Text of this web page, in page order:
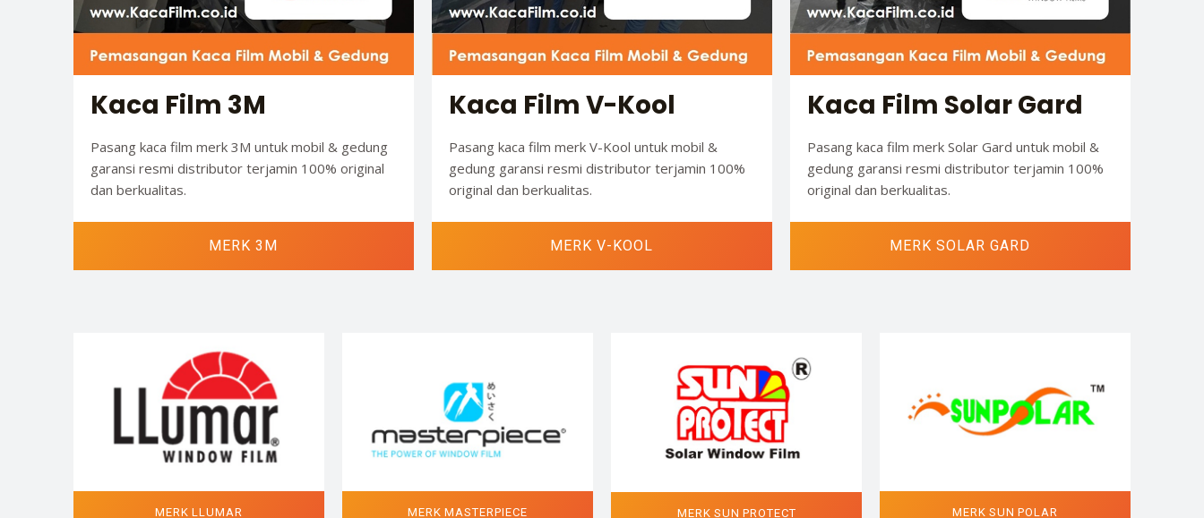
Kaca Film 3M
Pasang kaca film merk 3M untuk mobil & gedung
garansi resmi distributor terjamin 100% original
dan berkualitas.
MERK 3M
Kaca Film V-Kool
Pasang kaca film merk V-Kool untuk mobil &
gedung garansi resmi distributor terjamin 100%
original dan berkualitas.
MERK V-KOOL
Kaca Film Solar Gard
Pasang kaca film merk Solar Gard untuk mobil &
gedung garansi resmi distributor terjamin 100%
original dan berkualitas.
MERK SOLAR GARD
MERK LLUMAR MERK MASTERPIECE MERK SUN PROTECT MERK SUN POLAR